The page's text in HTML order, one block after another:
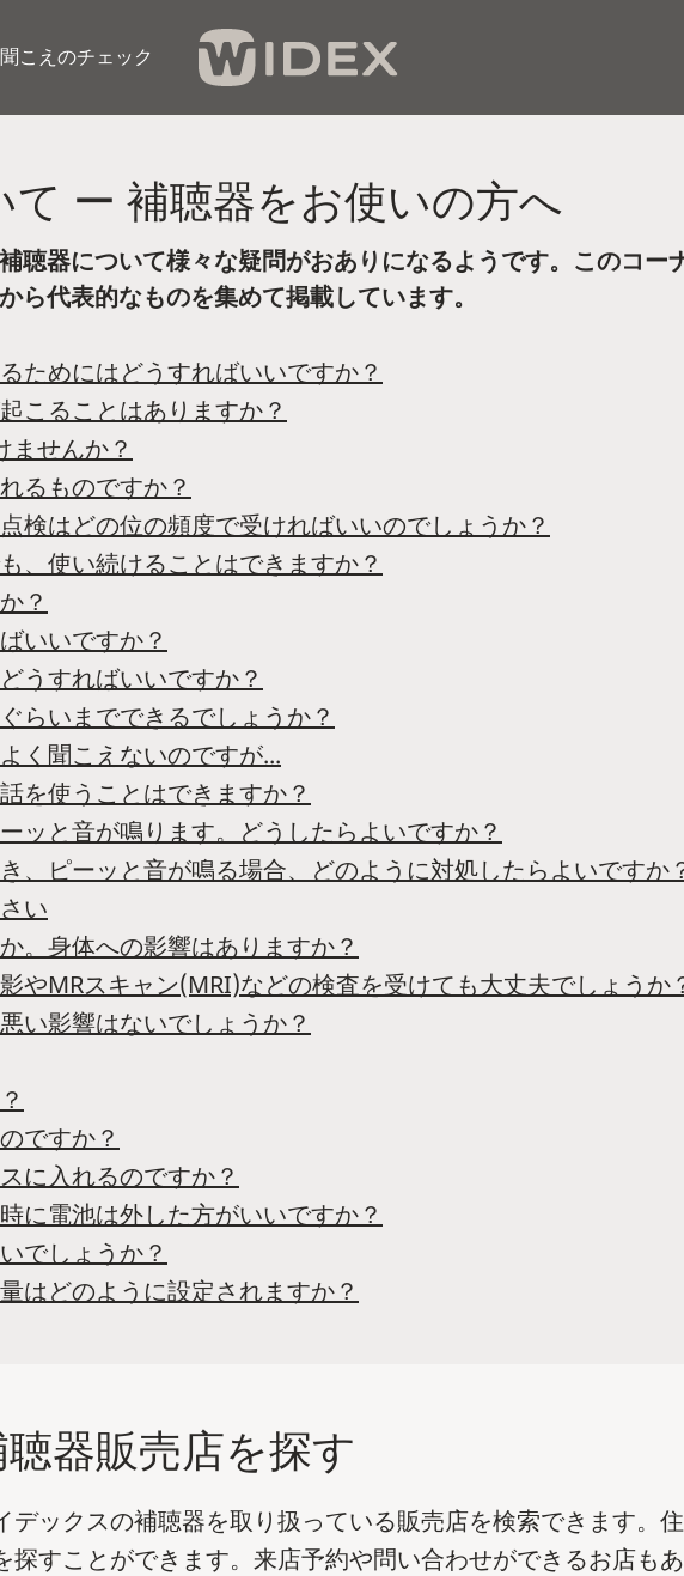
聞こえのチェック​
ー 補聴器をお使いの方へ
聴器について様々な疑問がおありになるようです。このコー
ら代表的なものを集めて掲載しています。
ためにはどうすればいいですか？
こることはありますか？
ませんか？
るものですか？
検はどの位の頻度で受ければいいのでしょうか？
、使い続けることはできますか？
？
いいですか？
うすればいいですか？
らいまでできるでしょうか？
く聞こえないのですが...
を使うことはできますか？
ッと音が鳴ります。どうしたらよいですか？
、ピーッと音が鳴る場合、どのように対処したらよいですか
い
。身体への影響はありますか？
やMRスキャン(MRI)などの検査を受けても大丈夫でしょうか
い影響はないでしょうか？
ですか？
に入れるのですか？
に電池は外した方がいいですか？
でしょうか？
はどのように設定されますか？
器販売店を探す
デックスの補聴器を取り扱っている販売店を検索できます。
探すことができます。来店予約や問い合わせができるお店もあ